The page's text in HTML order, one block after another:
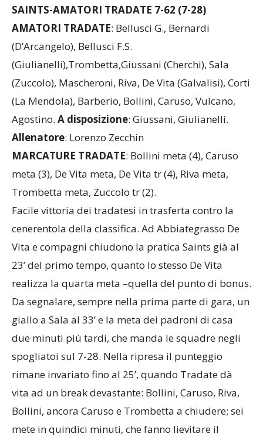
SAINTS-AMATORI TRADATE 7-62 (7-28)
AMATORI TRADATE: Bellusci G., Bernardi
(D’Arcangelo), Bellusci F.S.
(Giulianelli),Trombetta,Giussani (Cherchi), Sala
(Zuccolo), Mascheroni, Riva, De Vita (Galvalisi), Corti
(La Mendola), Barberio, Bollini, Caruso, Vulcano,
Agostino. A disposizione: Giussani, Giulianelli.
Allenatore: Lorenzo Zecchin
MARCATURE TRADATE: Bollini meta (4), Caruso
meta (3), De Vita meta, De Vita tr (4), Riva meta,
Trombetta meta, Zuccolo tr (2).
Facile vittoria dei tradatesi in trasferta contro la
cenerentola della classifica. Ad Abbiategrasso De
Vita e compagni chiudono la pratica Saints già al
23’ del primo tempo, quanto lo stesso De Vita
realizza la quarta meta –quella del punto di bonus.
Da segnalare, sempre nella prima parte di gara, un
giallo a Sala al 33’ e la meta dei padroni di casa
due minuti più tardi, che manda le squadre negli
spogliatoi sul 7-28. Nella ripresa il punteggio
rimane invariato fino al 25’, quando Tradate dà
vita ad un break devastante: Bollini, Caruso, Riva,
Bollini, ancora Caruso e Trombetta a chiudere; sei
mete in quindici minuti, che fanno lievitare il